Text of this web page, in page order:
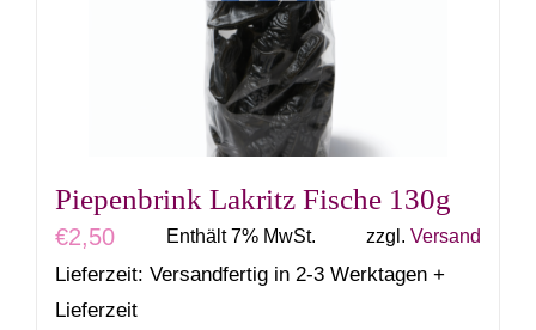
Piepenbrink Lakritz Fische 130g
€2,50 Enthält 7% MwSt. zzgl. Versand
Lieferzeit: Versandfertig in 2-3 Werktagen +
Lieferzeit